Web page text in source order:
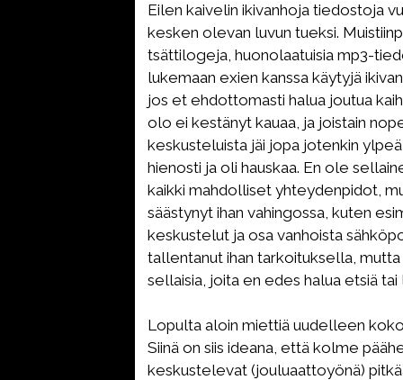
Eilen kaivelin ikivanhoja tiedostoja
kesken olevan luvun tueksi.
tsättilogeja, huonolaatuisia mp3-
lukemaan exien kanssa käytyjä
jos et ehdottomasti halua joutua
olo ei kestänyt kauaa, ja joistain
keskusteluista jäi jopa jotenkin
hienosti ja oli hauskaa. En ole
kaikki mahdolliset yhteydenpidot,
säästynyt ihan vahingossa, kuten
keskustelut ja osa vanhoista
tallentanut ihan tarkoituksella, mutta
sellaisia, joita en edes halua etsiä tai
Lopulta aloin miettiä uudelleen
Siinä on siis ideana, että kolme
keskustelevat (jouluaattoyönä)